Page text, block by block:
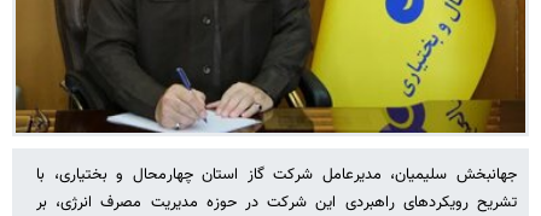
جهانبخش سلیمیان، مدیرعامل شرکت گاز استان چهارمحال و بختیاری، با
تشریح رویکردهای راهبردی این شرکت در حوزه مدیریت مصرف انرژی، بر